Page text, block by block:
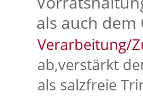
als auch dem
Verarbeitung/
ab,verstärkt
als salzfreie